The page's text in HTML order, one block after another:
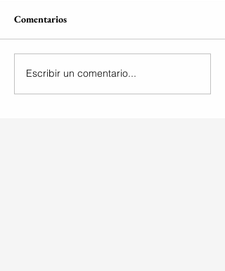
Comentarios
Escribir un comentario...